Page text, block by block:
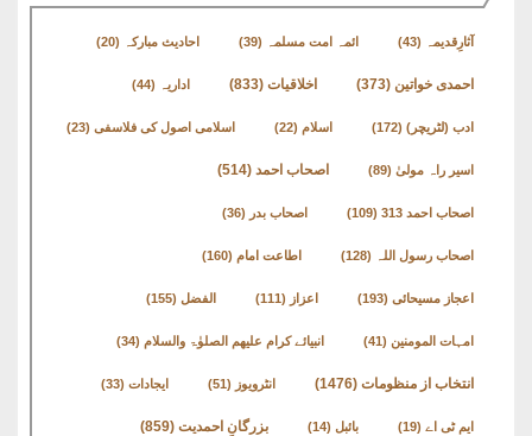
آثارِقدیمہ (43) ائمہ امت مسلمہ (39) احادیث مبارکہ (20)
احمدی خواتین (373) اخلاقیات (833) اداریہ (44)
ادب (لٹریچر) (172) اسلام (22) اسلامی اصول کی فلاسفی (23)
اسیر راہ مولیٰ (89) اصحاب احمد (514)
اصحاب احمد 313 (109) اصحاب بدر (36)
اصحاب رسول اللہ (128) اطاعت امام (160)
اعجاز مسیحائی (193) اعزاز (111) الفضل (155)
امہات المومنین (41) انبیائے کرام علیھم الصلوٰۃ والسلام (34)
انتخاب از منظومات (1476) انٹرویوز (51) ایجادات (33)
ایم ٹی اے (19) بائبل (14) بزرگانِ احمدیت (859)